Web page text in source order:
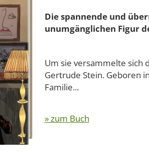
Die spannende und
unumgänglichen Figur
Um sie versammelte sich
Gertrude Stein. Geboren
Familie...
» zum Buch